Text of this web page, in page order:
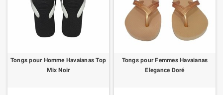
Tongs pour Homme Havaianas Top
Mix Noir
Tongs pour Femmes Havaianas
Elegance Doré